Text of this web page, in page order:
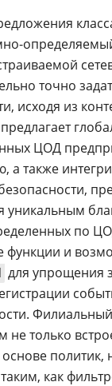
точно
исходя из
предлагает
ЦОД
а также
уникальным
по
функции и
для упрощения
Филиальный
не только
как